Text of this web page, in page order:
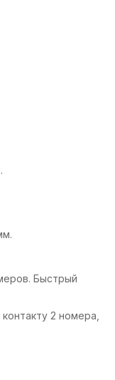
Быстрый
2 номера,